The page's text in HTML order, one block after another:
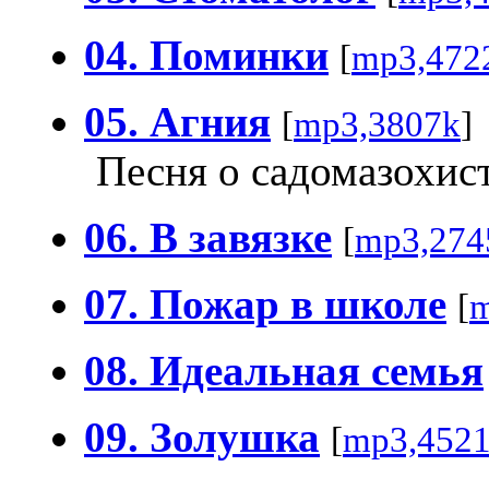
04. Поминки [
05. Агния [mp3,3807k]
Песня о
06. В завязке [
07. Пожар в школе [
08. Идеальная семья
09. Золушка [